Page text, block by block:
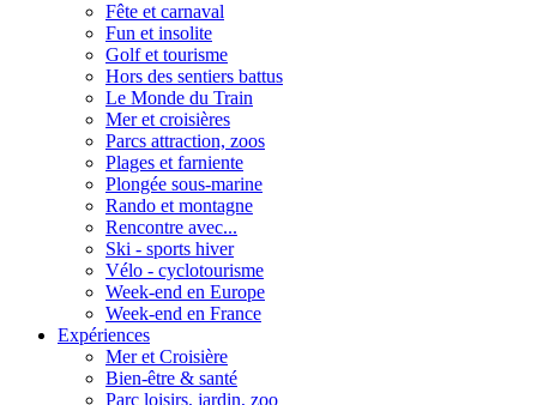
Fête et carnaval
Fun et insolite
Golf et tourisme
Hors des sentiers battus
Le Monde du Train
Mer et croisières
Parcs attraction, zoos
Plages et farniente
Plongée sous-marine
Rando et montagne
Rencontre avec...
Ski - sports hiver
Vélo - cyclotourisme
Week-end en Europe
Week-end en France
Expériences
Mer et Croisière
Bien-être & santé
Parc loisirs, jardin, zoo